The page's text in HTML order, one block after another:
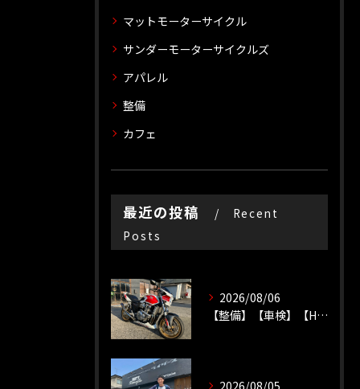
マットモーターサイクル
サンダーモーターサイクルズ
アパレル
整備
カフェ
最近の投稿
Recent
Posts
2026/08/06
【整備】【車検】【HONDA】
2026/08/05